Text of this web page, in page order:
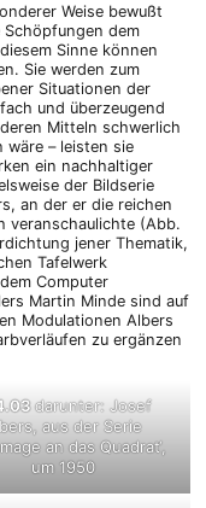
Weise bewußt
dem
Sinne können
Sie werden zum
Situationen der
und überzeugend
Mitteln schwerlich
wäre – leisten sie
ein nachhaltiger
der Bildserie
an der er die reichen
veranschaulichte (Abb.
jener Thematik,
Tafelwerk
Computer
Martin Minde sind auf
Modulationen Albers
zu ergänzen
darunter: Josef
aus der Serie
an das Quadrat‘,
um 1950